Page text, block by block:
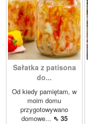
Sałatka z patisona
do...
Od kiedy pamiętam, w
moim domu
przygotowywano
domowe... ⇖ 35